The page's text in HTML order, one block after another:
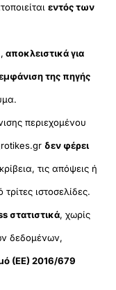
εντός των
αποκλειστικά για
της πηγής
περιεχομένου
δεν φέρει
τις απόψεις ή
ιστοσελίδες.
στατιστικά, χωρίς
δεδομένων,
(ΕΕ) 2016/679